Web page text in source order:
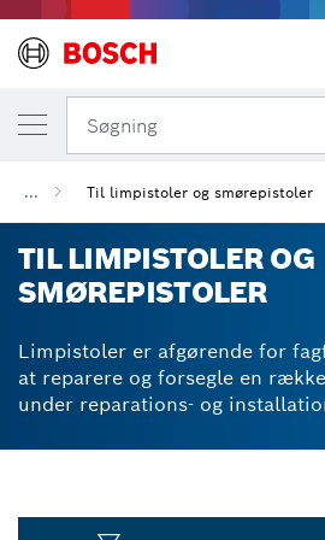
Søgning
... Til limpistoler og smørepistoler
TIL LIMPISTOLER OG
SMØREPISTOLER
Limpistoler er afgørende for
at reparere og forsegle en
under reparations- og
naturlig og sort farve til hård